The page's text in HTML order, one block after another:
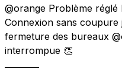
@orange Problème réglé
Connexion sans coupure
fermeture des bureaux
interrompue 👏